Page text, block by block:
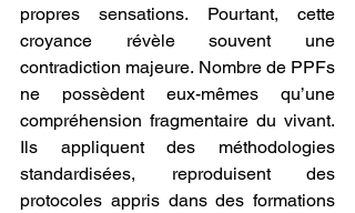
propres sensations. Pourtant, cette
croyance révèle souvent une
contradiction majeure. Nombre de PPFs
ne possèdent eux-mêmes qu’une
compréhension fragmentaire du vivant.
Ils appliquent des méthodologies
standardisées, reproduisent des
protocoles appris dans des formations